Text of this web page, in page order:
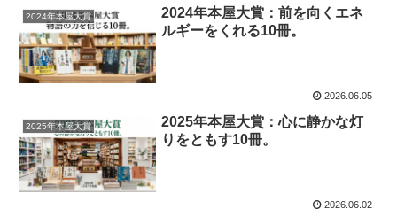
2024年本屋大賞
2024年本屋大賞：前を向くエネ
ルギーをくれる10冊。
2026.06.05
2025年本屋大賞
2025年本屋大賞：心に静かな灯
りをともす10冊。
2026.06.02